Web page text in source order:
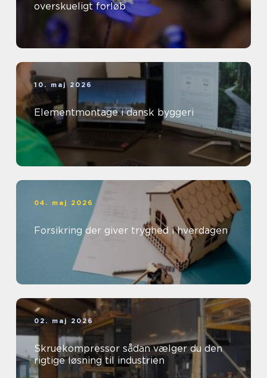
overskueligt forløb
10. maj 2026
Elementmontage i dansk byggeri
04. maj 2026
Forsikring der giver tryghed i hverdagen
02. maj 2026
Skruekompressor sådan vælger du den
rigtige løsning til industrien